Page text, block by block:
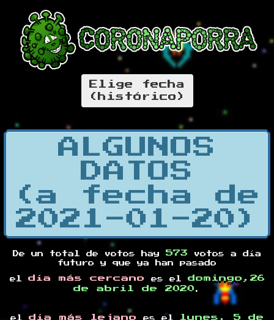
Elige fecha
(histórico)
ALGUNOS
DATOS
(a fecha de
2021-01-20)
De un total de votos hay 573 votos a día
futuro y que ya han pasado
el día más cercano es el domingo,26
de abril de 2020 .
el día más lejano es el
lunes, 5 de